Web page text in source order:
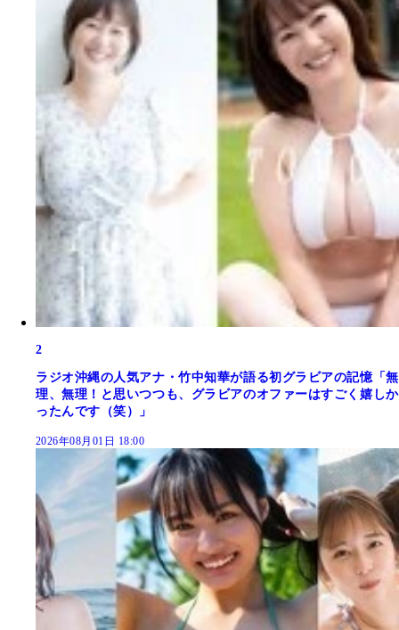
2
ラジオ沖縄の人気アナ・竹中知華が語る初グラビアの記憶「無
理、無理！と思いつつも、グラビアのオファーはすごく嬉しか
ったんです（笑）」
2026年08月01日 18:00